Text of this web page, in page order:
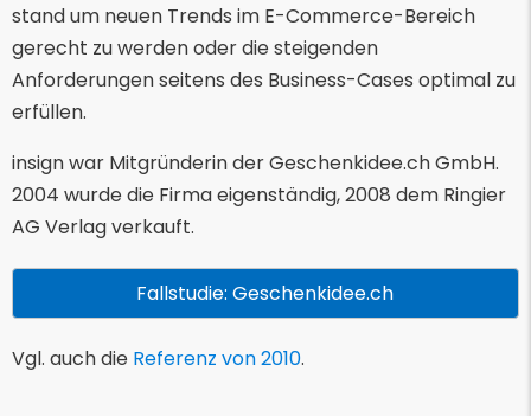
stand um neuen Trends im E-Commerce-Bereich
gerecht zu werden oder die steigenden
Anforderungen seitens des Business-Cases optimal zu
erfüllen.
insign war Mitgründerin der Geschenkidee.ch GmbH.
2004 wurde die Firma eigenständig, 2008 dem Ringier
AG Verlag verkauft.
Fallstudie: Geschenkidee.ch
Vgl. auch die Referenz von 2010.